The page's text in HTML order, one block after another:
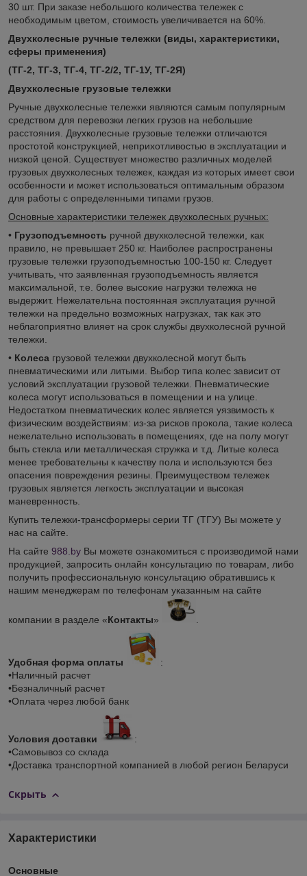
30 шт. При заказе небольшого количества тележек с
необходимым цветом, стоимость увеличивается на 60%.
Двухколесные ручные тележки (виды, характеристики,
сферы применения)
(ТГ-2, ТГ-3, ТГ-4, ТГ-2/2, ТГ-1У, ТГ-2Я)
Двухколесные грузовые тележки
Ручные двухколесные тележки являются самым популярным
средством для перевозки легких грузов на небольшие
расстояния. Двухколесные грузовые тележки отличаются
простотой конструкцией, неприхотливостью в эксплуатации и
низкой ценой. Существует множество различных моделей
грузовых двухколесных тележек, каждая из которых имеет свои
особенности и может использоваться оптимальным образом
для работы с определенными типами грузов.
Основные характеристики тележек двухколесных ручных:
• Грузоподъемность ручной двухколесной тележки, как
правило, не превышает 250 кг. Наиболее распространены
грузовые тележки грузоподъемностью 100-150 кг. Следует
учитывать, что заявленная грузоподъемность является
максимальной, т.е. более высокие нагрузки тележка не
выдержит. Нежелательна постоянная эксплуатация ручной
тележки на предельно возможных нагрузках, так как это
неблагоприятно влияет на срок службы двухколесной ручной
тележки.
• Колеса грузовой тележки двухколесной могут быть
пневматическими или литыми. Выбор типа колес зависит от
условий эксплуатации грузовой тележки. Пневматические
колеса могут использоваться в помещении и на улице.
Недостатком пневматических колес является уязвимость к
физическим воздействиям: из-за рисков прокола, такие колеса
нежелательно использовать в помещениях, где на полу могут
быть стекла или металлическая стружка и т.д. Литые колеса
менее требовательны к качеству пола и используются без
опасения повреждения резины. Преимуществом тележек
грузовых является легкость эксплуатации и высокая
маневренность.
Купить тележки-трансформеры серии ТГ (ТГУ) Вы можете у
нас на сайте.
На сайте 988.by Вы можете ознакомиться с производимой нами
продукцией, запросить онлайн консультацию по товарам, либо
получить профессиональную консультацию обратившись к
нашим менеджерам по телефонам указанным на сайте
компании в разделе «Контакты»
Удобная форма оплаты
:
•Наличный расчет
•Безналичный расчет
•Оплата через любой банк
Условия доставки
:
•Самовывоз со склада
•Доставка транспортной компанией в любой регион Беларуси
Скрыть
Характеристики
Основные